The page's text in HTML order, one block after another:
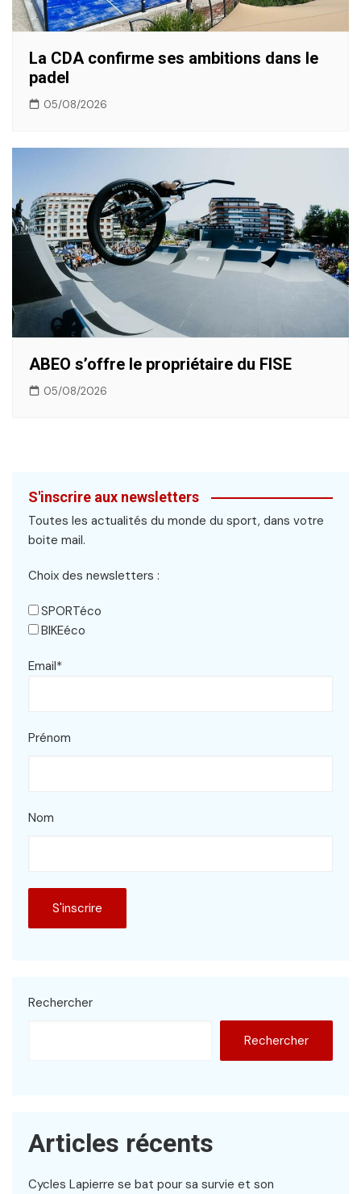
La CDA confirme ses ambitions dans le
padel
05/08/2026
ABEO s’offre le propriétaire du FISE
05/08/2026
S'inscrire aux newsletters
Toutes les actualités du monde du sport, dans votre
boite mail.
Choix des newsletters :
SPORTéco
BIKEéco
Email*
Prénom
Nom
Rechercher
Rechercher
Articles récents
Cycles Lapierre se bat pour sa survie et son